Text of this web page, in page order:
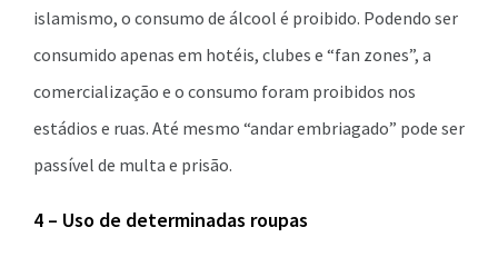
islamismo, o consumo de álcool é proibido. Podendo ser
consumido apenas em hotéis, clubes e “fan zones”, a
comercialização e o consumo foram proibidos nos
estádios e ruas. Até mesmo “andar embriagado” pode ser
passível de multa e prisão.
4 – Uso de determinadas roupas